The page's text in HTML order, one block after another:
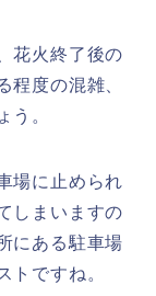
花火終了後の
程度の混雑、
う。
場に止められ
しまいますの
にある駐車場
トですね。